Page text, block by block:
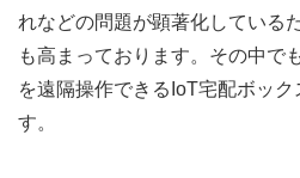
れなどの問題が顕著化している
も高まっております。その中で
を遠隔操作できるIoT宅配ボッ
す。